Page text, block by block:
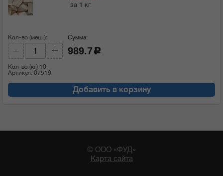
за 1 кг
Кол-во (меш.):
Кол-во (кг) 10
Артикул: 07519
Сумма:
989.7 c
Добавить в корзину
© ООО «ФУД»
Карта сайта